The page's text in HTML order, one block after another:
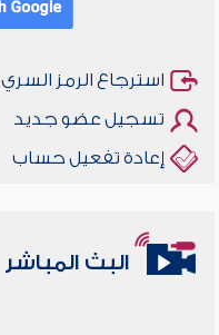
استرجاع الرمز السري
تسجيل عضو جديد
إعادة تفعيل حساب
البث المباشر